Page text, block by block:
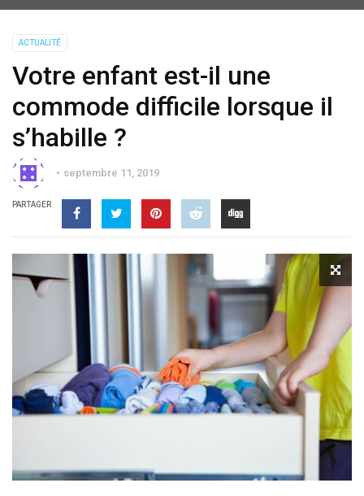
ACTUALITÉ
Votre enfant est-il une
commode difficile lorsque il
s’habille ?
septembre 11, 2019
PARTAGER